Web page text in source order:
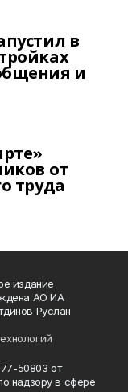
в
и
от
труда
издание
АО ИА
Руслан
50803 от
надзору в сфере